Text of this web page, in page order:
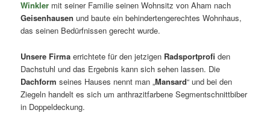
Winkler mit seiner Familie seinen Wohnsitz von Aham nach
Geisenhausen und baute ein behindertengerechtes Wohnhaus,
das seinen Bedürfnissen gerecht wurde.
Unsere Firma errichtete für den jetzigen Radsportprofi den
Dachstuhl und das Ergebnis kann sich sehen lassen. Die
Dachform seines Hauses nennt man „Mansard“ und bei den
Ziegeln handelt es sich um anthrazitfarbene Segmentschnittbiber
in Doppeldeckung.